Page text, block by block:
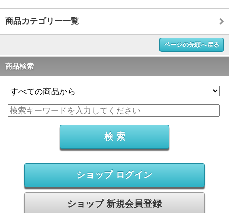
商品カテゴリー一覧
ページの先頭へ戻る
商品検索
ショップ ログイン
ショップ 新規会員登録